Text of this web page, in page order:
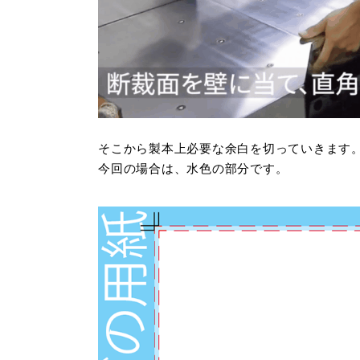
そこから製本上必要な余白を切っていきます
今回の場合は、水色の部分です。